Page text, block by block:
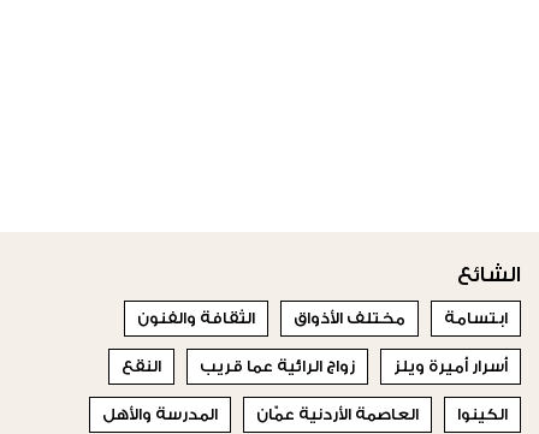
الشائع
ابتسامة مختلف الأذواق الثقافة والفنون
أسرار أميرة ويلز زواج الرائية عما قريب النقع
الكينوا العاصمة الأردنية عمّان المدرسة والأهل